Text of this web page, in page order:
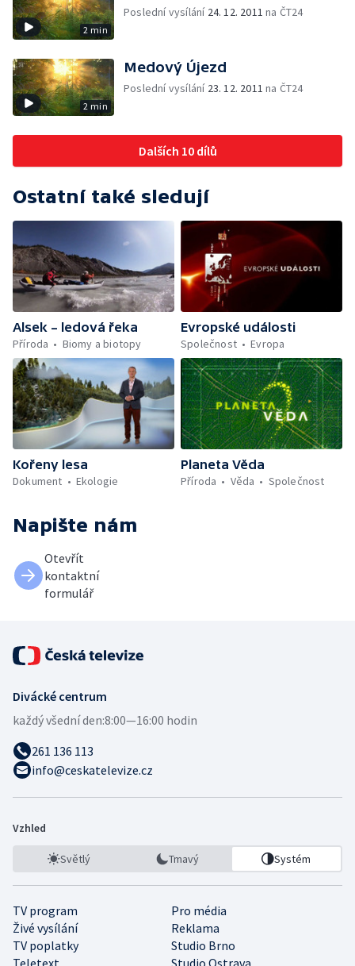
2 min
Poslední vysílání 24. 12. 2011 na ČT24
2 min
Medový Újezd
Poslední vysílání 23. 12. 2011 na ČT24
Dalších 10 dílů
Ostatní také sledují
Alsek – ledová řeka
Příroda
Biomy a biotopy
Evropské události
Společnost
Evropa
Kořeny lesa
Dokument
Ekologie
Planeta Věda
Příroda
Věda Společnost
Napište nám
Otevřít
kontaktní
formulář
Divácké centrum
každý všední den:8:00—16:00 hodin
261 136 113
info@ceskatelevize.cz
Vzhled
Světlý Tmavý Systém
TV program
Pro média
Živé vysílání
Reklama
TV poplatky
Studio Brno
Teletext
Studio Ostrava